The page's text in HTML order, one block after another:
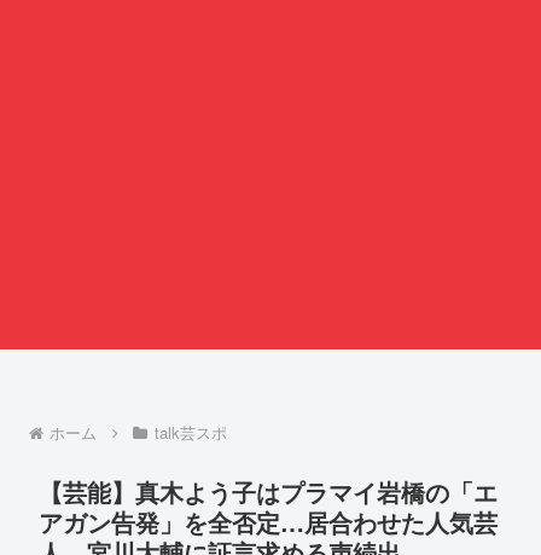
ホーム talk芸スポ
【芸能】真木よう子はプラマイ岩橋の「エ
アガン告発」を全否定…居合わせた人気芸